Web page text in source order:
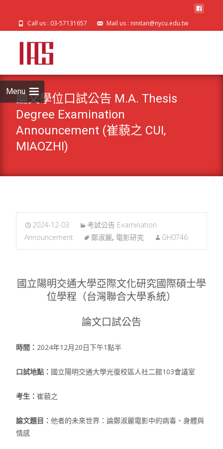
Call us : 03-57131657 Mail us : ninitan@nycu.edu.tw
Menu
論文學位口試公告 M.A. Thesis
Degree Examination
Announcement (崔藐之 CUI,
MIAOZHI)
2024-12-03
考試公告 Examination
Announcement
鄭淑麗, 電影研究 GH0746
國立陽明交通大學亞際文化研究國際碩士學
位學程（台灣聯合大學系統）
論文口試公告
時間： 2024年12月20日下午1點半
口試地點： 國立陽明交通大學光復校區人社二館103會議室
考生： 崔藐之
論文題目： 他者的未來世界：論鄭淑麗電影中的病毒、身體與
情感